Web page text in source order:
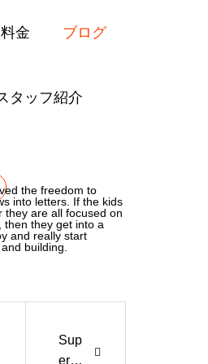
料金 ブログ
タッフ紹介
the freedom to
into letters. If the kids
they are all focused on
then they get into a
and really start
building.
Sup
erhe